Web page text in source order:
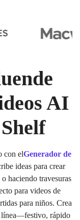
AI
con elGenerador de
ideas para crear
haciendo travesuras
para videos de
para niños. Crea
línea—festivo, rápido